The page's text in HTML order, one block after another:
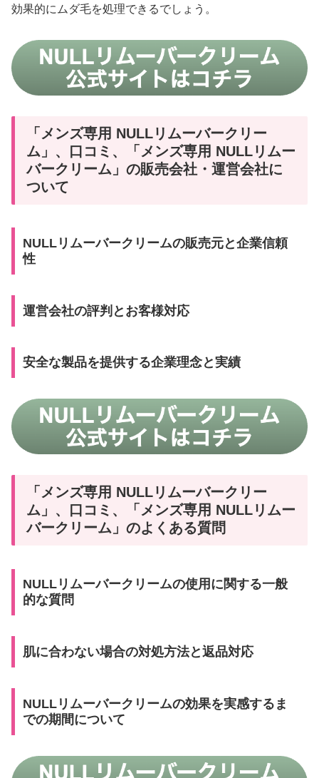
効果的にムダ毛を処理できるでしょう。
「メンズ専用 NULLリムーバークリー
ム」、口コミ、「メンズ専用 NULLリムー
バークリーム」の販売会社・運営会社に
ついて
NULLリムーバークリームの販売元と企業信頼
性
運営会社の評判とお客様対応
安全な製品を提供する企業理念と実績
「メンズ専用 NULLリムーバークリー
ム」、口コミ、「メンズ専用 NULLリムー
バークリーム」のよくある質問
NULLリムーバークリームの使用に関する一般
的な質問
肌に合わない場合の対処方法と返品対応
NULLリムーバークリームの効果を実感するま
での期間について